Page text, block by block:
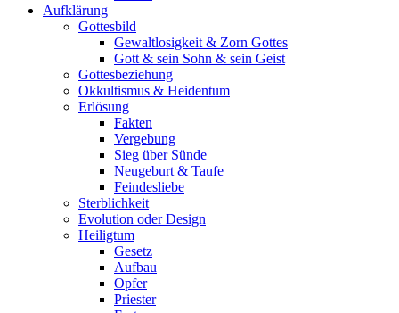
Aufklärung
Gottesbild
Gewaltlosigkeit & Zorn Gottes
Gott & sein Sohn & sein Geist
Gottesbeziehung
Okkultismus & Heidentum
Erlösung
Fakten
Vergebung
Sieg über Sünde
Neugeburt & Taufe
Feindesliebe
Sterblichkeit
Evolution oder Design
Heiligtum
Gesetz
Aufbau
Opfer
Priester